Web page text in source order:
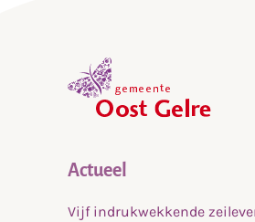
Actueel
Vijf indrukwekkende